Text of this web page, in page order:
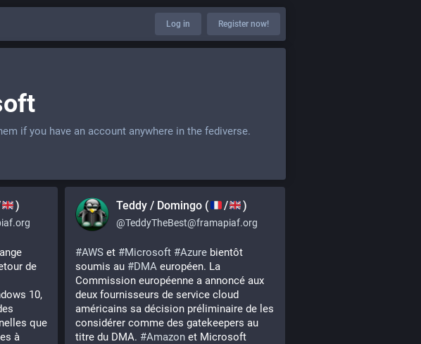
Log in Register now!
if you have an account anywhere in the fediverse.
)
de
10,
que
à
Teddy / Domingo ( / )
@TeddyTheBest@framapiaf.org
#AWS et #Microsoft #Azure bientôt
soumis au #DMA européen. La
Commission européenne a annoncé aux
deux fournisseurs de service cloud
américains sa décision préliminaire de les
considérer comme des gatekeepers au
titre du DMA. #Amazon et Microsoft